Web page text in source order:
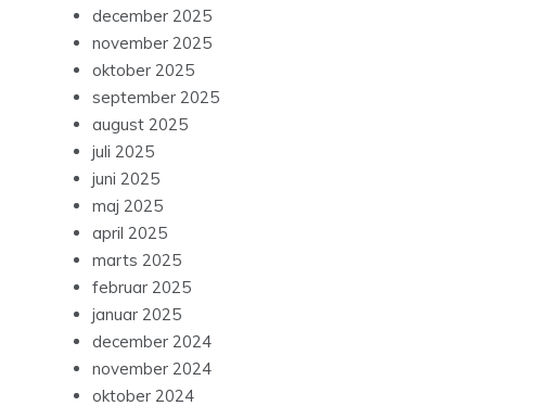
december 2025
november 2025
oktober 2025
september 2025
august 2025
juli 2025
juni 2025
maj 2025
april 2025
marts 2025
februar 2025
januar 2025
december 2024
november 2024
oktober 2024